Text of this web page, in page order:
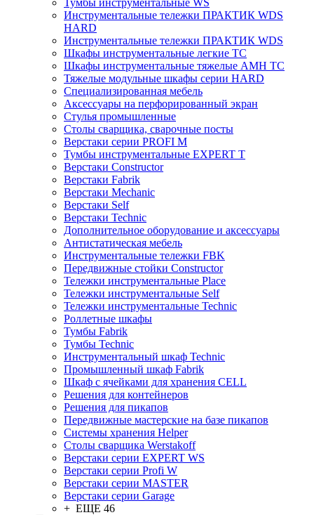
Тумбы инструментальные WS
Инструментальные тележки ПРАКТИК WDS
HARD
Инструментальные тележки ПРАКТИК WDS
Шкафы инструментальные легкие ТС
Шкафы инструментальные тяжелые AMH TC
Тяжелые модульные шкафы серии HARD
Cпециализированная мебель
Аксессуары на перфорированный экран
Стулья промышленные
Столы сварщика, сварочные посты
Верстаки серии PROFI M
Тумбы инструментальные EXPERT T
Верстаки Constructor
Верстаки Fabrik
Верстаки Mechanic
Верстаки Self
Верстаки Technic
Дополнительное оборудование и аксессуары
Антистатическая мебель
Инструментальные тележки FBK
Передвижные стойки Constructor
Тележки инструментальные Place
Тележки инструментальные Self
Тележки инструментальные Technic
Роллетные шкафы
Тумбы Fabrik
Тумбы Technic
Инструментальный шкаф Technic
Промышленный шкаф Fabrik
Шкаф с ячейками для хранения CELL
Решения для контейнеров
Решения для пикапов
Передвижные мастерские на базе пикапов
Системы хранения Helper
Столы сварщика Werstakoff
Верстаки серии EXPERT WS
Верстаки серии Profi W
Верстаки серии MASTER
Верстаки серии Garage
+ ЕЩЕ 46